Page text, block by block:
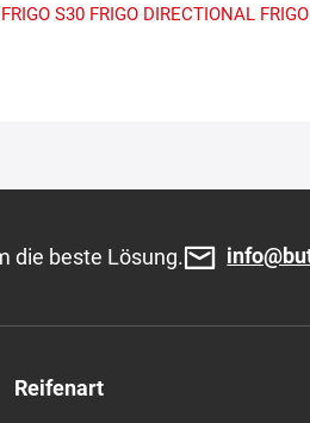
FRIGO S30 FRIGO DIRECTIONAL
die beste Lösung.
Reifenart